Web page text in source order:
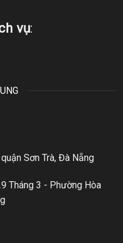
vụ:
Sơn Trà, Đà Nẵng
Tháng 3 - Phường Hòa